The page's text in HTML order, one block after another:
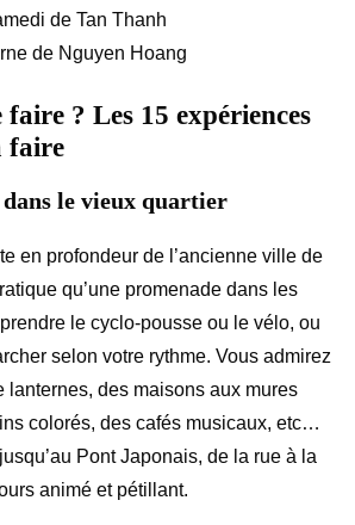
de Tan Thanh
de Nguyen Hoang
? Les 15 expériences
faire
dans le vieux quartier
en profondeur de l’ancienne ville de
qu’une promenade dans les
le cyclo-pousse ou le vélo, ou
selon votre rythme. Vous admirez
lanternes, des maisons aux mures
colorés, des cafés musicaux, etc…
Pont Japonais, de la rue à la
animé et pétillant.